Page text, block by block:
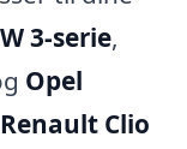
3-serie,
Opel
Renault Clio